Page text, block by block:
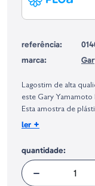
referência:
marca:
Europeia, dos produtos
Geral sobre a
Lagostim de alta
este Gary Yamamoto
Esta amostra de
em paus, rochas,
Contém sal.
Tamanho: 3.75"
Quantidade: 7
ler +
quantidade: